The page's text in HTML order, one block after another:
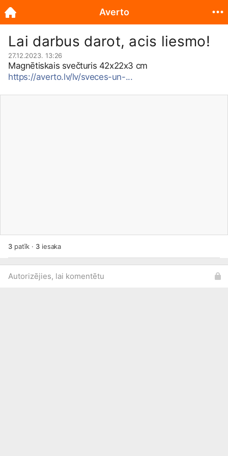
Lai darbus darot, acis liesmo!
27.12.2023. 13:26
Magnētiskais svečturis 42x22x3 cm
https://averto.lv/lv/sveces-un-...
3patīk · 3iesaka
Autorizējies, lai komentētu
Averto